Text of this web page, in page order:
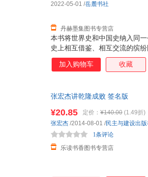
本书将世界史和中国史纳入同
史上相互借鉴、相互交流的缤
何罗马帝国分裂后未能再统一
说中华民族多元一体？ 这些历
丹赫墨集图书专营店
2022-05-01 /岳麓书社
加入购物车 收藏
张宏杰讲乾隆成败 签名版
¥20.85 定价： ¥140.00 (1.49折)
乐读书香图书专营店
1条评论
张宏杰 /2014-08-01 /民主与建设出